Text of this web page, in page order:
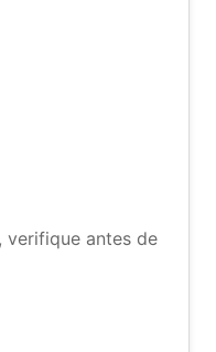
verifique antes de